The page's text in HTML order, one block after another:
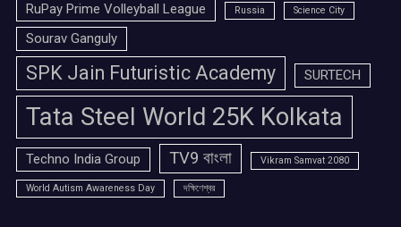
RuPay Prime Volleyball League Russia Science City
Sourav Ganguly
SPK Jain Futuristic Academy SURTECH
Tata Steel World 25K Kolkata
Techno India Group TV9 বাংলা Vikram Samvat 2080
World Autism Awareness Day দক্ষিণেশ্বর